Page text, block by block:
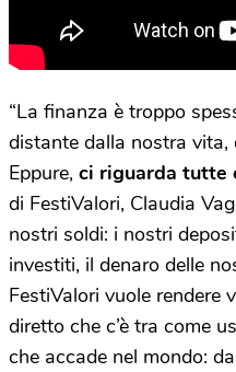
“La finanza è troppo
distante dalla nostra
Eppure, ci riguarda tutte
di FestiValori, Claudia
nostri soldi: i nostri
investiti, il denaro delle
FestiValori vuole rendere
diretto che c’è tra come
che accade nel mondo: